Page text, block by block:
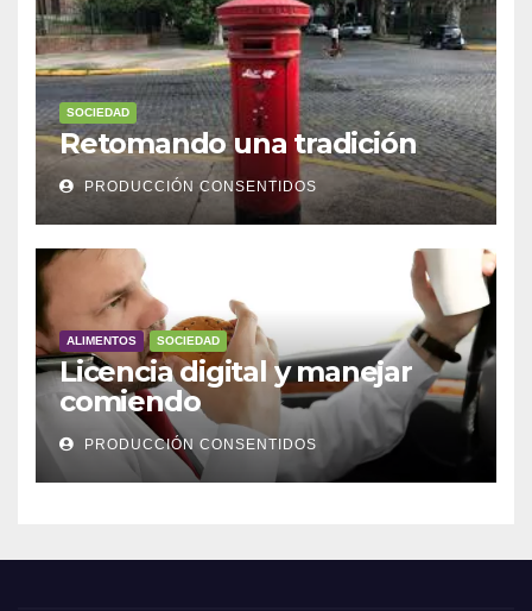
SOCIEDAD
Retomando una tradición
PRODUCCIÓN CONSENTIDOS
ALIMENTOS SOCIEDAD
Licencia digital y manejar
comiendo
PRODUCCIÓN CONSENTIDOS